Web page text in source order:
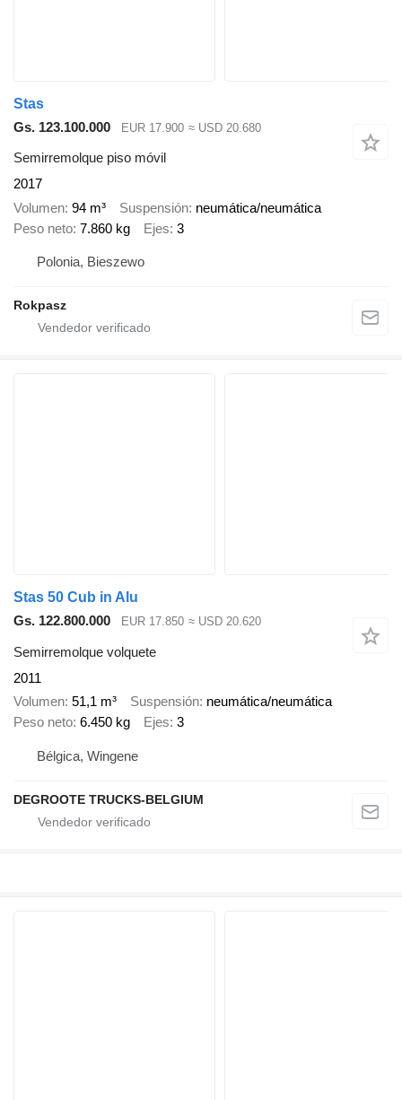
Stas
Gs. 123.100.000
EUR 17.900 ≈ USD 20.680
Semirremolque piso móvil
2017
Volumen 94 m³ Suspensión neumática/neumática
Peso neto 7.860 kg Ejes 3
Polonia, Bieszewo
Rokpasz
Stas 50 Cub in Alu
Gs. 122.800.000
EUR 17.850 ≈ USD 20.620
Semirremolque volquete
2011
Volumen 51,1 m³ Suspensión neumática/neumática
Peso neto 6.450 kg Ejes 3
Bélgica, Wingene
DEGROOTE TRUCKS-BELGIUM